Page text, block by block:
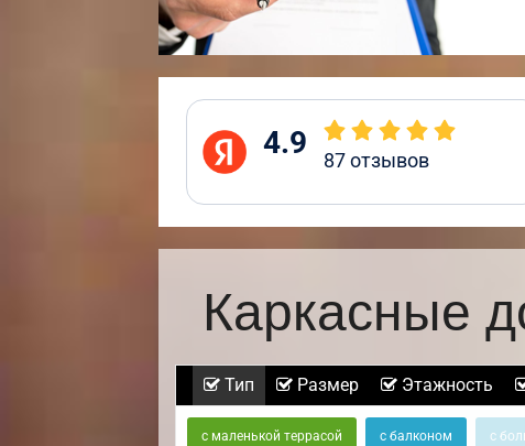
4.9 87отзывов
Каркасные
Тип Размер Этажность
с маленькой террасой с балконом с